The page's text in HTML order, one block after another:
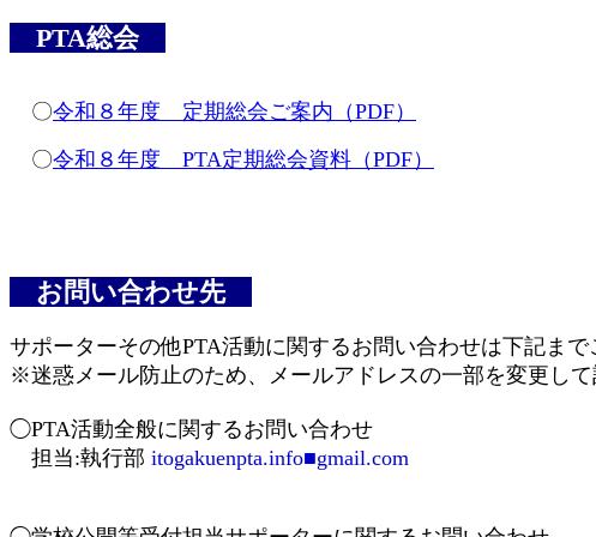
PTA総会
〇令和８年度 定期総会ご案内（PDF）
〇令和８年度 PTA定期総会資料（PDF）
お問い合わせ先
サポーターその他PTA活動に関するお問い合わせは下記まで
※迷惑メール防止のため、メールアドレスの一部を変更し
◯PTA活動全般に関するお問い合わせ
担当:執行部 itogakuenpta.info■gmail.com